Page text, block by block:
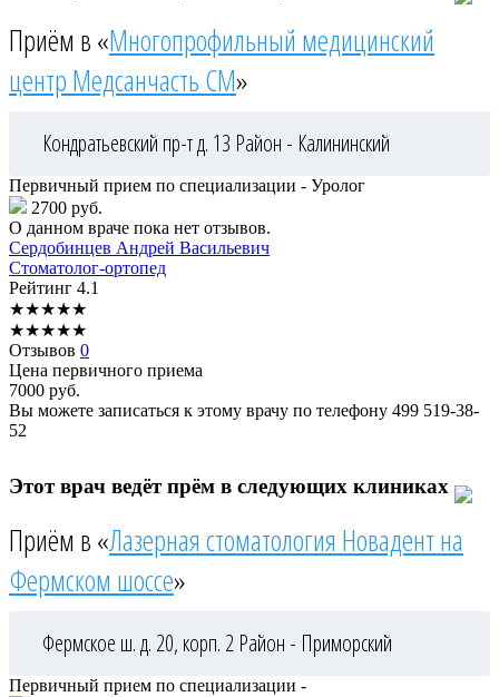
Приём в «Многопрофильный медицинский
центр Медсанчасть СМ»
Кондратьевский пр-т д. 13 Район - Калининский
Первичный прием по специализации - Уролог
2700 руб.
О данном враче пока нет отзывов.
Сердобинцев Андрей Васильевич
Стоматолог-ортопед
Рейтинг 4.1
★★★★★
★★★★★
Отзывов 0
Цена первичного приема
7000 руб.
Вы можете записаться к этому врачу по телефону 499 519-38-
52
Этот врач ведёт прём в следующих клиниках
Приём в «Лазерная стоматология Новадент на
Фермском шоссе»
Фермское ш. д. 20, корп. 2 Район - Приморский
Первичный прием по специализации -